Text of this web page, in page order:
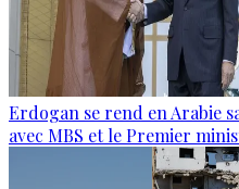
Erdogan se rend en Arabie
avec MBS et le Premier